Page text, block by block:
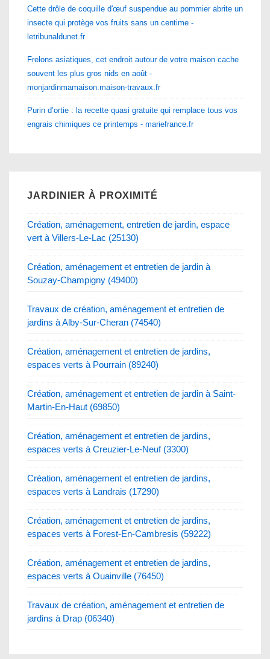
Cette drôle de coquille d'œuf suspendue au pommier abrite un
insecte qui protège vos fruits sans un centime -
letribunaldunet.fr
Frelons asiatiques, cet endroit autour de votre maison cache
souvent les plus gros nids en août -
monjardinmamaison.maison-travaux.fr
Purin d’ortie : la recette quasi gratuite qui remplace tous vos
engrais chimiques ce printemps - mariefrance.fr
JARDINIER À PROXIMITÉ
Création, aménagement, entretien de jardin, espace
vert à Villers-Le-Lac (25130)
Création, aménagement et entretien de jardin à
Souzay-Champigny (49400)
Travaux de création, aménagement et entretien de
jardins à Alby-Sur-Cheran (74540)
Création, aménagement et entretien de jardins,
espaces verts à Pourrain (89240)
Création, aménagement et entretien de jardin à Saint-
Martin-En-Haut (69850)
Création, aménagement et entretien de jardins,
espaces verts à Creuzier-Le-Neuf (3300)
Création, aménagement et entretien de jardins,
espaces verts à Landrais (17290)
Création, aménagement et entretien de jardins,
espaces verts à Forest-En-Cambresis (59222)
Création, aménagement et entretien de jardins,
espaces verts à Ouainville (76450)
Travaux de création, aménagement et entretien de
jardins à Drap (06340)